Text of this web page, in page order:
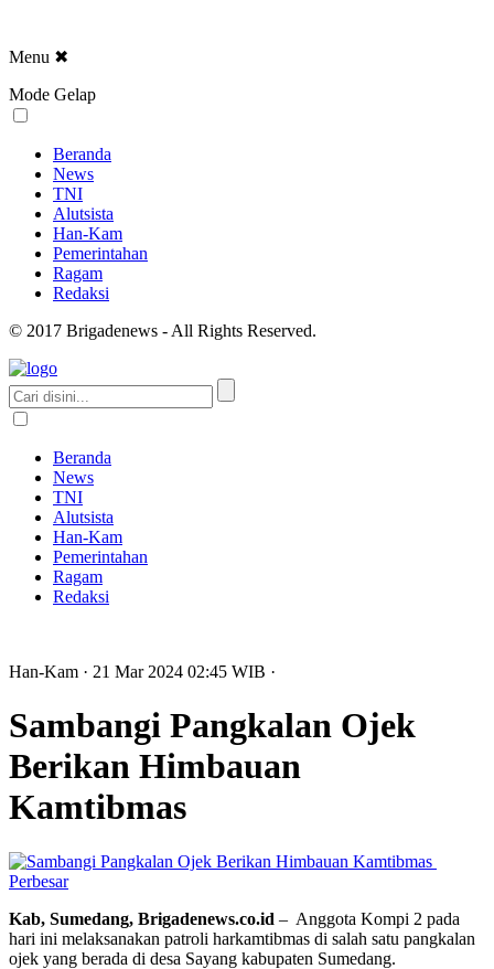
Menu ✖
Mode Gelap
Beranda
News
TNI
Alutsista
Han-Kam
Pemerintahan
Ragam
Redaksi
© 2017 Brigadenews - All Rights Reserved.
Beranda
News
TNI
Alutsista
Han-Kam
Pemerintahan
Ragam
Redaksi
Han-Kam · 21 Mar 2024 02:45 WIB ·
Sambangi Pangkalan Ojek
Berikan Himbauan
Kamtibmas
Perbesar
Kab, Sumedang, Brigadenews.co.id – Anggota Kompi 2 pada
hari ini melaksanakan patroli harkamtibmas di salah satu pangkalan
ojek yang berada di desa Sayang kabupaten Sumedang.